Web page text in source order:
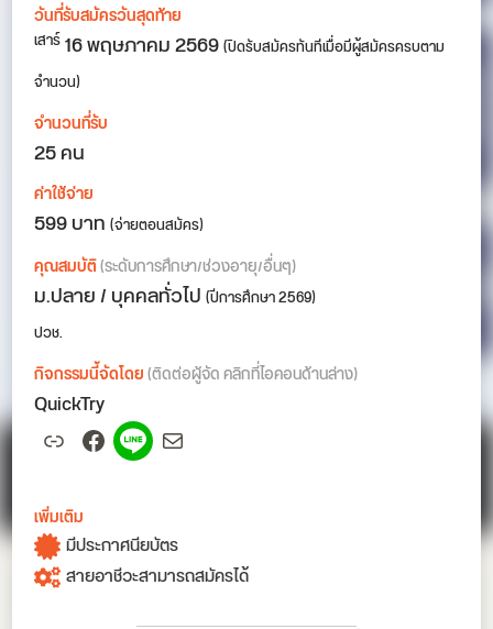
วันที่รับสมัครวันสุดท้าย
เสาร์16 พฤษภาคม 2569(ปิดรับสมัครทันทีเมื่อมีผู้สมัครครบตาม
จำนวน)
จำนวนที่รับ
25 คน
ค่าใช้จ่าย
599 บาท(จ่ายตอนสมัคร)
คุณสมบัติ(ระดับการศึกษา/ช่วงอายุ/อื่นๆ)
ม.ปลาย / บุคคลทั่วไป(ปีการศึกษา 2569)
ปวช.
กิจกรรมนี้จัดโดย(ติดต่อผู้จัด คลิกที่ไอคอนด้านล่าง)
QuickTry
LinkFacebook
Spotify
Mail
เพิ่มเติม
มีประกาศนียบัตร
สายอาชีวะสามารถสมัครได้